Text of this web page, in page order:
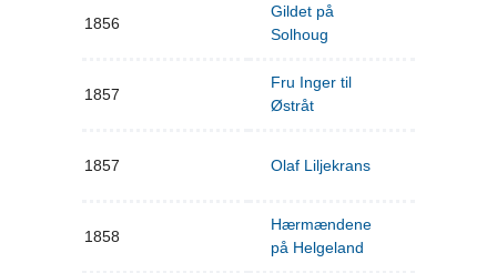
1856
Gildet på
Solhoug
1857
Fru Inger til
Østråt
1857 Olaf Liljekrans
1858
Hærmændene
på Helgeland